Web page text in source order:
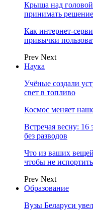
Крыша над
принимать решение
Как интернет-
привычки
Prev Next
Наука
Учёные создали
свет в топливо
Космос меняет
Встречая весну:
без разводов
Что из ваших
чтобы не
Prev Next
Образование
Вузы Беларуси